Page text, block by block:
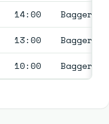
14:00 Baggersee
13:00 Baggersee
10:00 Baggersee